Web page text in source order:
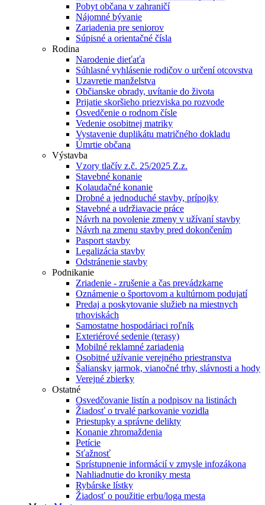
Pobyt občana v zahraničí
Nájomné bývanie
Zariadenia pre seniorov
Súpisné a orientačné čísla
Rodina
Narodenie dieťaťa
Súhlasné vyhlásenie rodičov o určení otcovstva
Uzavretie manželstva
Občianske obrady, uvítanie do života
Prijatie skoršieho priezviska po rozvode
Osvedčenie o rodnom čísle
Vedenie osobitnej matriky
Vystavenie duplikátu matričného dokladu
Úmrtie občana
Výstavba
Vzory tlačív z.č. 25/2025 Z.z.
Stavebné konanie
Kolaudačné konanie
Drobné a jednoduché stavby, prípojky
Stavebné a udržiavacie práce
Návrh na povolenie zmeny v užívaní stavby
Návrh na zmenu stavby pred dokončením
Pasport stavby
Legalizácia stavby
Odstránenie stavby
Podnikanie
Zriadenie - zrušenie a čas prevádzkarne
Oznámenie o športovom a kultúrnom podujatí
Predaj a poskytovanie služieb na miestnych
trhoviskách
Samostatne hospodáriaci roľník
Exteriérové sedenie (terasy)
Mobilné reklamné zariadenia
Osobitné užívanie verejného priestranstva
Šaliansky jarmok, vianočné trhy, slávnosti a hody
Verejné zbierky
Ostatné
Osvedčovanie listín a podpisov na listinách
Žiadosť o trvalé parkovanie vozidla
Priestupky a správne delikty
Konanie zhromaždenia
Petície
Sťažnosť
Sprístupnenie informácií v zmysle infozákona
Nahliadnutie do kroniky mesta
Rybárske lístky
Žiadosť o použitie erbu/loga mesta